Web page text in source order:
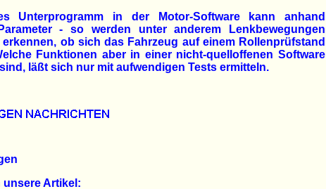
Unterprogramm in der Motor-Software kann anhand
- so werden unter anderem Lenkbewegungen
ob sich das Fahrzeug auf einem Rollenprüfstand
Funktionen aber in einer nicht-quelloffenen Software
läßt sich nur mit aufwendigen Tests ermitteln.
unsere Artikel: